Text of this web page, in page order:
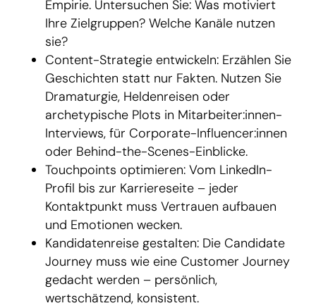
Empirie. Untersuchen Sie: Was motiviert
Ihre Zielgruppen? Welche Kanäle nutzen
sie?
Content-Strategie entwickeln: Erzählen Sie
Geschichten statt nur Fakten. Nutzen Sie
Dramaturgie, Heldenreisen oder
archetypische Plots in Mitarbeiter:innen-
Interviews, für Corporate-Influencer:innen
oder Behind-the-Scenes-Einblicke.
Touchpoints optimieren: Vom LinkedIn-
Profil bis zur Karriereseite – jeder
Kontaktpunkt muss Vertrauen aufbauen
und Emotionen wecken.
Kandidatenreise gestalten: Die Candidate
Journey muss wie eine Customer Journey
gedacht werden – persönlich,
wertschätzend, konsistent.